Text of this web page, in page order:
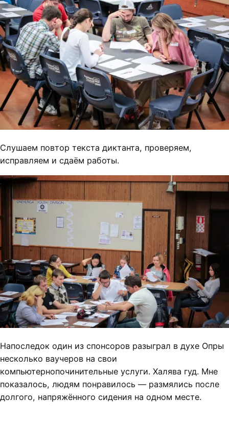
Слушаем повтор текста диктанта, проверяем,
исправляем и сдаём работы.
Напоследок один из спонсоров разыграл в духе Опры
несколько ваучеров на свои
компьютернопочинительные услуги. Халява гуд. Мне
показалось, людям понравилось — размялись после
долгого, напряжённого сидения на одном месте.